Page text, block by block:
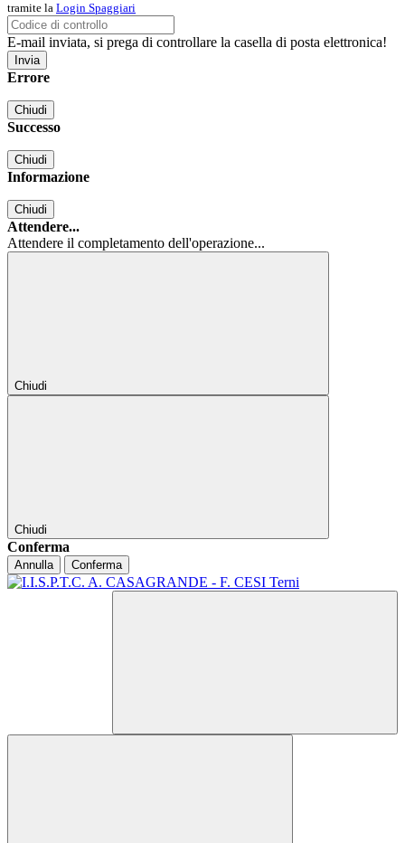
tramite la Login Spaggiari
E-mail inviata, si prega di controllare la casella di posta elettronica!
Errore
Chiudi
Successo
Chiudi
Informazione
Chiudi
Attendere...
Attendere il completamento dell'operazione...
Chiudi
Chiudi
Conferma
Annulla Conferma